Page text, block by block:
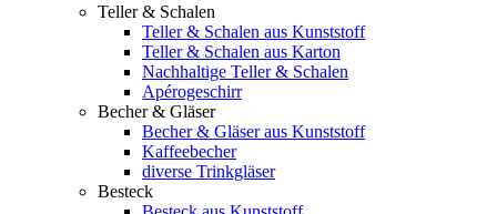
Teller & Schalen
Teller & Schalen aus Kunststoff
Teller & Schalen aus Karton
Nachhaltige Teller & Schalen
Apérogeschirr
Becher & Gläser
Becher & Gläser aus Kunststoff
Kaffeebecher
diverse Trinkgläser
Besteck